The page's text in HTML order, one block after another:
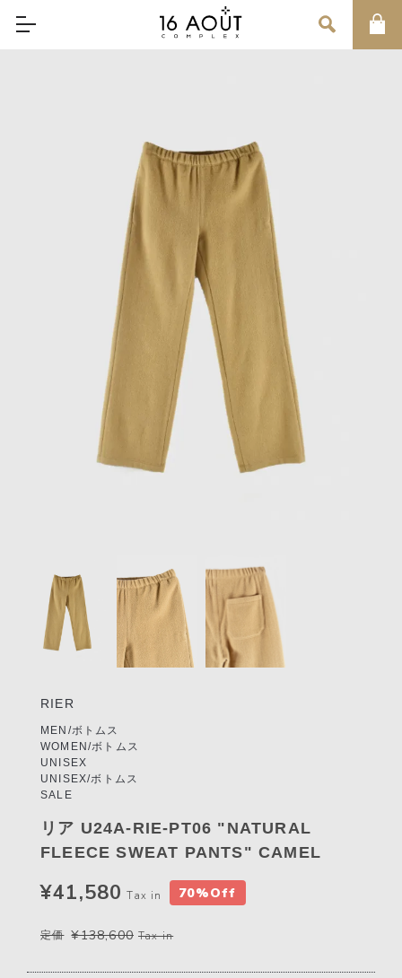
OUR INFORMATION
インフォメーション
STAFF BLOG
アカウントの管理
お支払いについて
特定商取引法にもとづく
Privacy Policy
RIER
MEN/ボトムス
WOMEN/ボトムス
UNISEX
UNISEX/ボトムス
SALE
リア U24A-RIE-PT06 "NATURAL
FLEECE SWEAT PANTS" CAMEL
¥41,580 Tax in 70%Off
定価 ¥138,600 Tax in